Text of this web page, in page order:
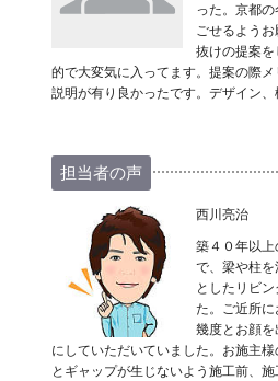
った。京都
ごせるよう
抜けの提案
的で大変気に入ってます。提案の際
説明が有り良かったです。デザイン、
担当者の声
西川亮治
築４０年以
で、梁や柱を
としたリビ
た。ご近所
幾度とお顔
にしていただいていました。お施主
とギャップが生じないよう施工前、